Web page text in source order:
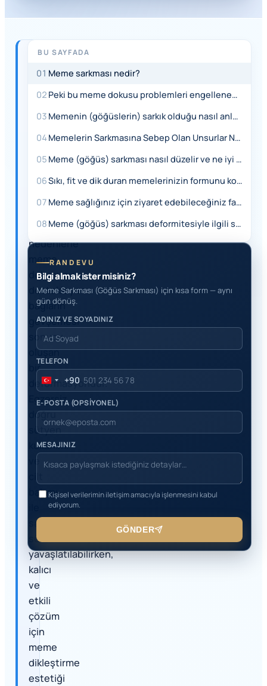
HIZLI
YANIT
Meme
yaşlanma,
genetik
gebelik
ve
kilo
gibi
nedenlerle
meme
dokusunu
destekleyen
bağların
gevşemesi
sonucu
oluşan
bir
deformasyondur.
Egzersiz,
doğru
sütyen
kullanımı
bakımı
sarkma
süreci
yavaşlatılabilirken,
kalıcı
ve
etkili
çözüm
için
meme
dikleştirme
estetiği
BU SAYFADA
01 Meme sarkması nedir?
02
Peki bu meme dokusu problemleri engellenebilir mi ya da ertelenebilir mi? Kadınlar memelerinin sarktığını nasıl anlar ve nasıl tespit edebilir?
03
Memenin (göğüslerin) sarkık olduğu nasıl anlaşılır ve test nasıl yapılır?
04
Memelerin Sarkmasına Sebep Olan Unsurlar Nelerdir?
05
Meme (göğüs) sarkması nasıl düzelir ve ne iyi gelir? Meme sarkması nasıl önlenir ve ertelemek için neler yapılabilir?
06
Sıkı, fit ve dik duran memelerinizin formunu korumak için yapılabilecek uygulamalar nelerdir?
07
Meme sağlığınız için ziyaret edebileceğiniz faydalı web site linkleri
08
Meme (göğüs) sarkması deformitesiyle ilgili sık sorulanlar ve cevapları
RANDEVU
Bilgi almak ister misiniz?
Meme Sarkması (Göğüs Sarkması) için kısa form — aynı
gün dönüş.
ADINIZ VE SOYADINIZ
TELEFON
Turkey
+90
+90
E-POSTA (OPSİYONEL)
MESAJINIZ
Kişisel verilerimin iletişim amacıyla işlenmesini kabul
ediyorum.
GÖNDER